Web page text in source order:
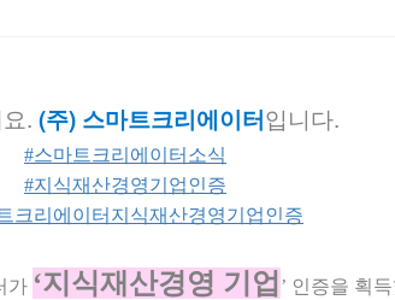
. (주) 스마트크리에이터입니다.
#스마트크리에이터소식
#지식재산경영기업인증
크리에이터지식재산경영기업인증
가 ‘지식재산경영 기업 ’ 인증을 획